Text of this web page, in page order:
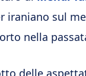
iraniano sul
nella
delle